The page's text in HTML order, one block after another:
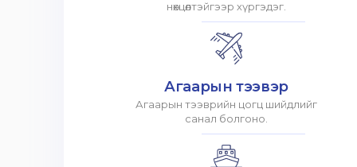
нөхцөлтэйгээр хүргэдэг.
Агаарын тээвэр
Агаарын тээврийн цогц шийдлийг
санал болгоно.